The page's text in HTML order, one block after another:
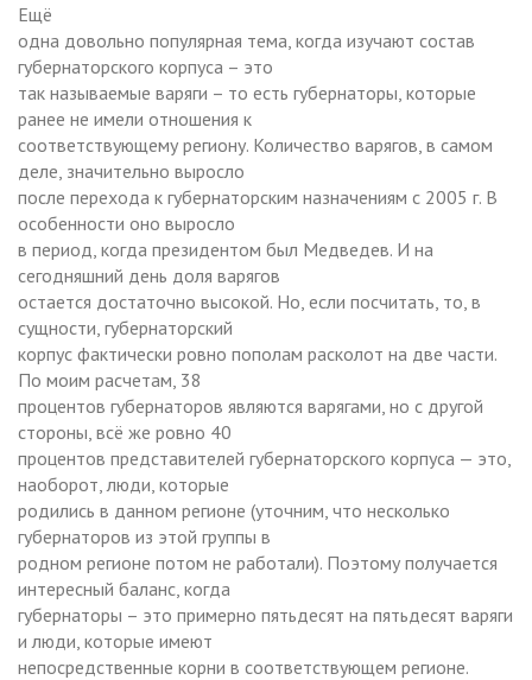
Ещё
одна довольно популярная тема, когда изучают состав
губернаторского корпуса – это
так называемые варяги – то есть губернаторы, которые
ранее не имели отношения к
соответствующему региону. Количество варягов, в самом
деле, значительно выросло
после перехода к губернаторским назначениям с 2005 г. В
особенности оно выросло
в период, когда президентом был Медведев. И на
сегодняшний день доля варягов
остается достаточно высокой. Но, если посчитать, то, в
сущности, губернаторский
корпус фактически ровно пополам расколот на две части.
По моим расчетам, 38
процентов губернаторов являются варягами, но с другой
стороны, всё же ровно 40
процентов представителей губернаторского корпуса — это,
наоборот, люди, которые
родились в данном регионе (уточним, что несколько
губернаторов из этой группы в
родном регионе потом не работали). Поэтому получается
интересный баланс, когда
губернаторы – это примерно пятьдесят на пятьдесят варяги
и люди, которые имеют
непосредственные корни в соответствующем регионе.